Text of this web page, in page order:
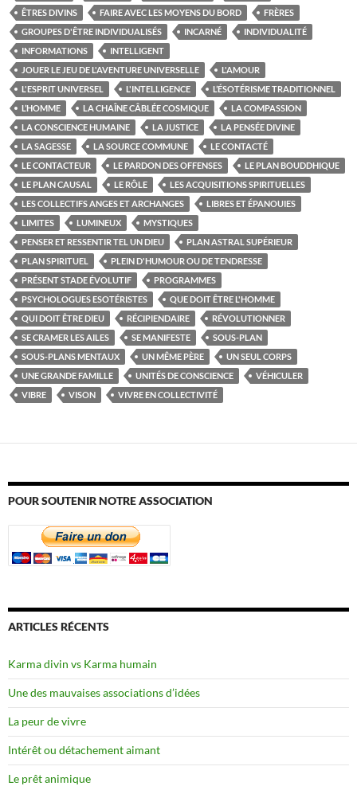
ÊTRES DIVINS FAIRE AVEC LES MOYENS DU BORD
FRÈRES
GROUPES D'ÊTRE INDIVIDUALISÉS
INCARNÉ
INDIVIDUALITÉ
INFORMATIONS
INTELLIGENT
JOUER LE JEU DE L'AVENTURE UNIVERSELLE
L'AMOUR
L'ESPRIT UNIVERSEL
L'INTELLIGENCE
L’ÉSOTÉRISME TRADITIONNEL
L’HOMME
LA CHAÎNE CÂBLÉE COSMIQUE
LA COMPASSION
LA CONSCIENCE HUMAINE
LA JUSTICE
LA PENSÉE DIVINE
LA SAGESSE
LA SOURCE COMMUNE
LE CONTACTÉ
LE CONTACTEUR
LE PARDON DES OFFENSES
LE PLAN BOUDDHIQUE
LE PLAN CAUSAL
LE RÔLE
LES ACQUISITIONS SPIRITUELLES
LES COLLECTIFS ANGES ET ARCHANGES
LIBRES ET ÉPANOUIES
LIMITES
LUMINEUX
MYSTIQUES
PENSER ET RESSENTIR TEL UN DIEU
PLAN ASTRAL SUPÉRIEUR
PLAN SPIRITUEL
PLEIN D'HUMOUR OU DE TENDRESSE
PRÉSENT STADE ÉVOLUTIF
PROGRAMMES
PSYCHOLOGUES ESOTÉRISTES
QUE DOIT ÊTRE L'HOMME
QUI DOIT ÊTRE DIEU
RÉCIPIENDAIRE
RÉVOLUTIONNER
SE CRAMER LES AILES
SE MANIFESTE
SOUS-PLAN
SOUS-PLANS MENTAUX
UN MÊME PÈRE
UN SEUL CORPS
UNE GRANDE FAMILLE
UNITÉS DE CONSCIENCE
VÉHICULER
VIBRE
VISON VIVRE EN COLLECTIVITÉ
POUR SOUTENIR NOTRE ASSOCIATION
ARTICLES RÉCENTS
Karma divin vs Karma humain
Une des mauvaises associations d’idées
La peur de vivre
Intérêt ou détachement aimant
Le prêt animique